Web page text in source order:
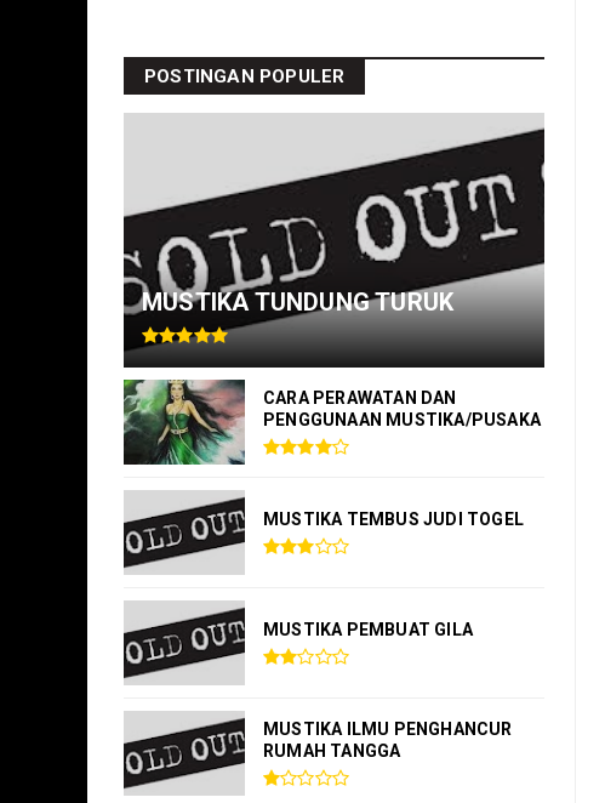
POSTINGAN POPULER
MUSTIKA TUNDUNG TURUK
CARA PERAWATAN DAN
PENGGUNAAN MUSTIKA/PUSAKA
MUSTIKA TEMBUS JUDI TOGEL
MUSTIKA PEMBUAT GILA
MUSTIKA ILMU PENGHANCUR
RUMAH TANGGA